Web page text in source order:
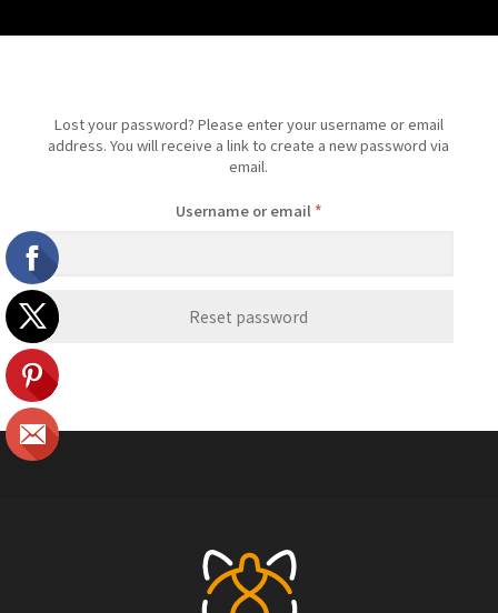
Lost your password? Please enter your username or email
address. You will receive a link to create a new password via
email.
Username or email*Required
Reset password